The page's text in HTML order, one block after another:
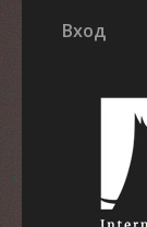
Вход